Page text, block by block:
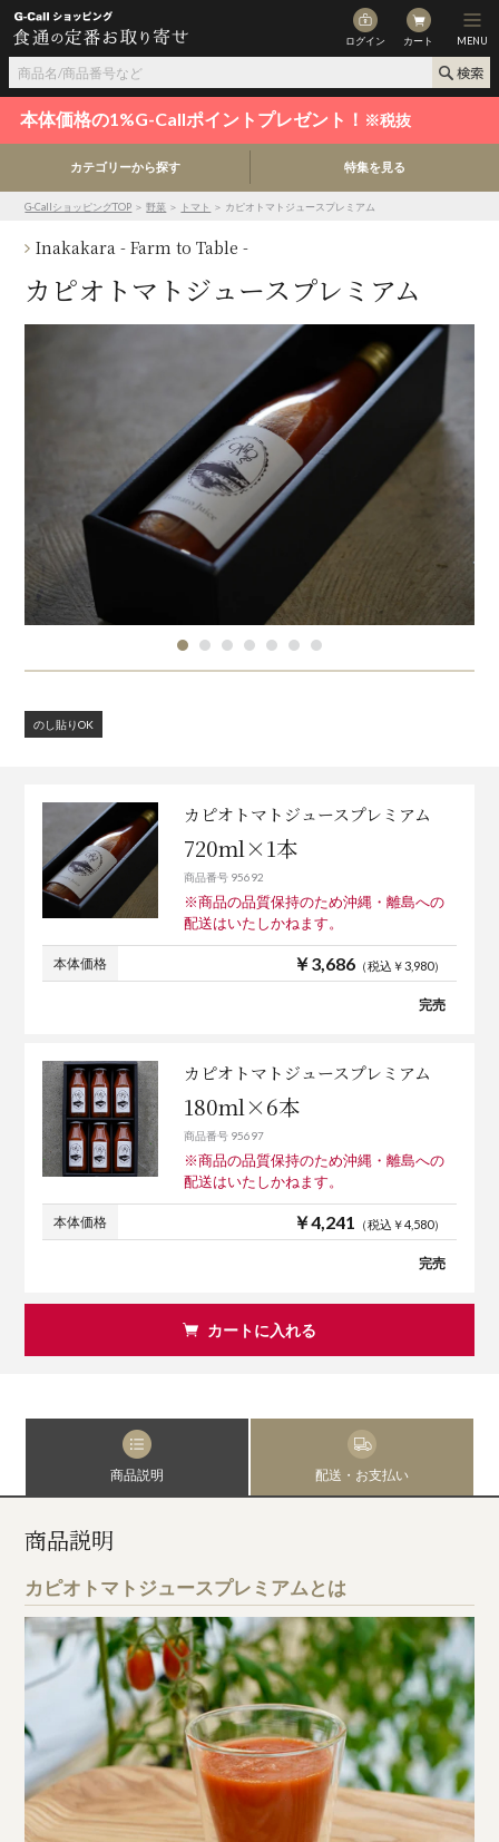
ログイン カート MENU
本体価格の1%G-Callポイントプレゼント！ ※税抜
カテゴリーから探す 特集を見る
G-CallショッピングTOP ＞野菜 ＞ トマト ＞ カピオトマトジュースプレミアム
Inakakara - Farm to Table -
カピオトマトジュースプレミアム
のし貼りOK
カピオトマトジュースプレミアム
720ml×1本
商品番号 95692
※商品の品質保持のため沖縄・離島への
配送はいたしかねます。
本体価格 ￥3,686（税込￥3,980）
完売
カピオトマトジュースプレミアム
180ml×6本
商品番号 95697
※商品の品質保持のため沖縄・離島への
配送はいたしかねます。
本体価格 ￥4,241 （税込￥4,580）
完売
カートに入れる
商品説明 配送・お支払い
商品説明
カピオトマトジュースプレミアムとは